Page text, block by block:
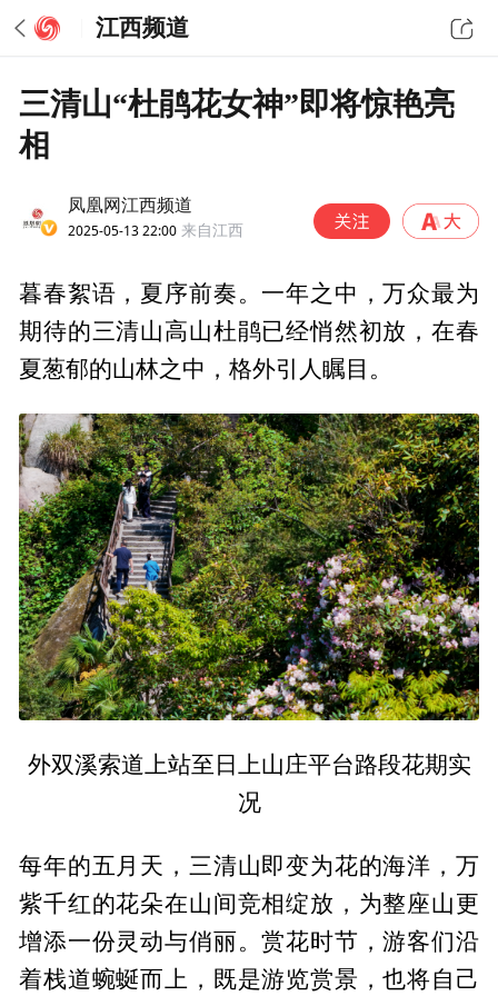
江西频道
三清山“杜鹃花女神”即将惊艳亮
相
凤凰网江西频道
2025-05-13 22:00 来自江西
暮春絮语，夏序前奏。一年之中，万众最为
期待的三清山高山杜鹃已经悄然初放，在春
夏葱郁的山林之中，格外引人瞩目。
外双溪索道上站至日上山庄平台路段花期实
况
每年的五月天，三清山即变为花的海洋，万
紫千红的花朵在山间竞相绽放，为整座山更
增添一份灵动与俏丽。赏花时节，游客们沿
着栈道蜿蜒而上，既是游览赏景，也将自己